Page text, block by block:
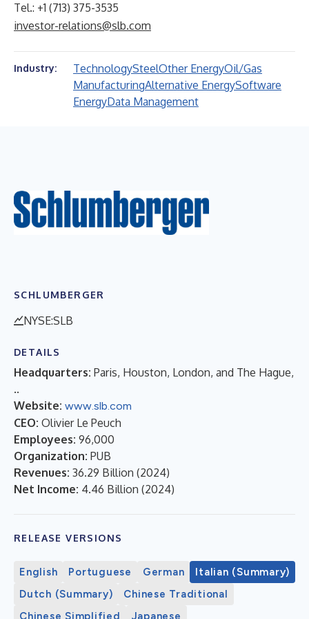
Tel.: +1 (713) 375-3535
investor-relations@slb.com
Industry: TechnologySteelOther EnergyOil/Gas
ManufacturingAlternative EnergySoftware
EnergyData Management
SCHLUMBERGER
NYSE:SLB
DETAILS
Headquarters: Paris, Houston, London, and The Hague,
..
Website: www.slb.com
CEO: Olivier Le Peuch
Employees: 96,000
Organization: PUB
Revenues: 36.29 Billion (2024)
Net Income: 4.46 Billion (2024)
RELEASE VERSIONS
English Portuguese German
Italian (Summary)
Dutch (Summary)
Chinese Traditional
Chinese Simplified
Japanese